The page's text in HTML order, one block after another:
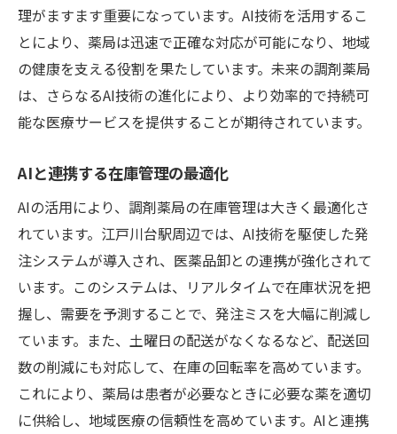
理がますます重要になっています。AI技術を活用するこ
とにより、薬局は迅速で正確な対応が可能になり、地域
の健康を支える役割を果たしています。未来の調剤薬局
は、さらなるAI技術の進化により、より効率的で持続可
能な医療サービスを提供することが期待されています。
AIと連携する在庫管理の最適化
AIの活用により、調剤薬局の在庫管理は大きく最適化さ
れています。江戸川台駅周辺では、AI技術を駆使した発
注システムが導入され、医薬品卸との連携が強化されて
います。このシステムは、リアルタイムで在庫状況を把
握し、需要を予測することで、発注ミスを大幅に削減し
ています。また、土曜日の配送がなくなるなど、配送回
数の削減にも対応して、在庫の回転率を高めています。
これにより、薬局は患者が必要なときに必要な薬を適切
に供給し、地域医療の信頼性を高めています。AIと連携